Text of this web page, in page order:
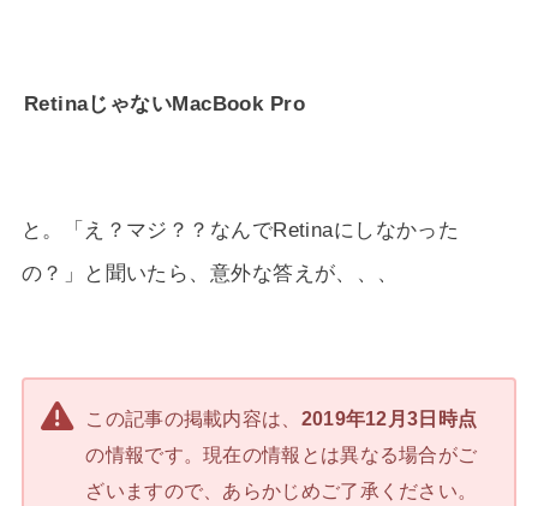
RetinaじゃないMacBook Pro
と。「え？マジ？？なんでRetinaにしなかった
の？」と聞いたら、意外な答えが、、、
この記事の掲載内容は、 2019年12月3日時点
の情報です。現在の情報とは異なる場合がご
ざいますので、あらかじめご了承ください。